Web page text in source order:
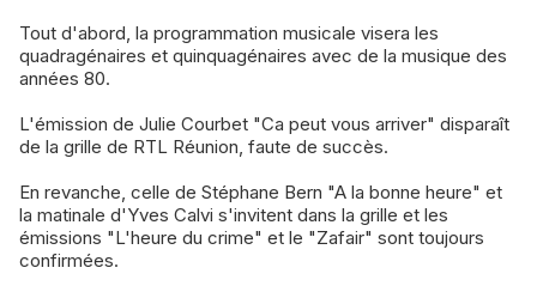
​Tout d'abord, la programmation musicale visera les
quadragénaires et quinquagénaires avec de la musique des
années 80.
​L'émission de Julie Courbet "Ca peut vous arriver" disparaît
de la grille de RTL Réunion, faute de succès.
​En revanche, celle de Stéphane Bern "A la bonne heure" et
la matinale d'Yves Calvi s'invitent dans la grille et les
émissions "L'heure du crime" et le "Zafair" sont toujours
confirmées.